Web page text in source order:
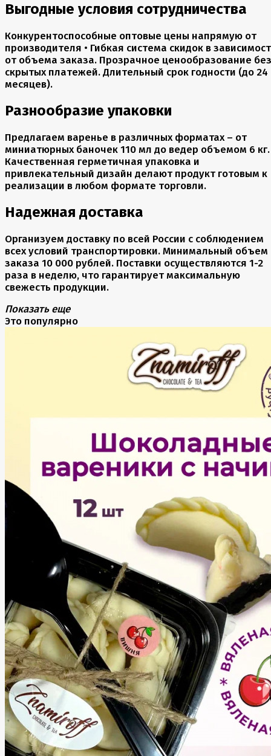
Выгодные условия сотрудничества
Конкурентоспособные оптовые цены напрямую от
производителя • Гибкая система скидок в
от объема заказа. Прозрачное ценообразование без
скрытых платежей. Длительный срок годности (до 24
месяцев).
Разнообразие упаковки
Предлагаем варенье в различных форматах – от
миниатюрных баночек 110 мл до ведер объемом 6 кг.
Качественная герметичная упаковка и
привлекательный дизайн делают продукт готовым к
реализации в любом формате торговли.
Надежная доставка
Организуем доставку по всей России с соблюдением
всех условий транспортировки. Минимальный объем
заказа 10 000 рублей. Поставки осуществляются 1-2
раза в неделю, что гарантирует максимальную
свежесть продукции.
Показать еще
Это популярно